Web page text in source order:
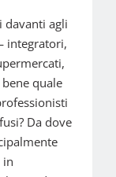
davanti agli
integratori,
quale
Da dove
in